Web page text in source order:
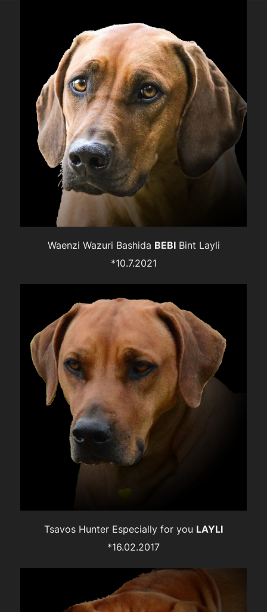
Waenzi Wazuri Bashida BEBIBint Layli
*10.7.2021
Tsavos Hunter Especially for you LAYLI
*16.02.2017